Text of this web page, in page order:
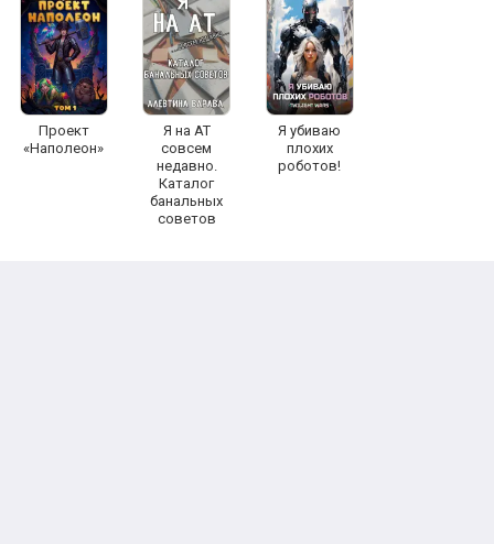
Проект
«Наполеон»
Я на АТ
совсем
недавно.
Каталог
банальных
советов
Я убиваю
плохих
роботов!